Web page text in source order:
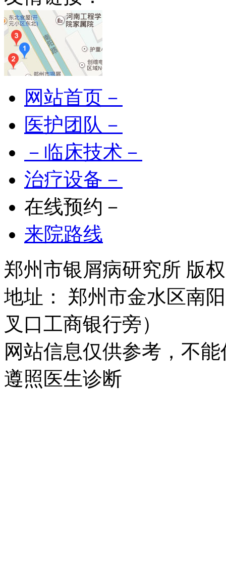
网站首页－
医护团队－
－临床技术－
治疗设备－
在线预约－
来院路线
郑州市银屑病研究所 版
地址： 郑州市金水区南
叉口工商银行旁）
网站信息仅供参考，不
遵照医生诊断